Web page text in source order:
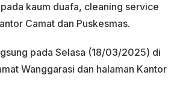
kaum duafa, cleaning service
Camat dan Puskesmas.
pada Selasa (18/03/2025) di
Wanggarasi dan halaman Kantor